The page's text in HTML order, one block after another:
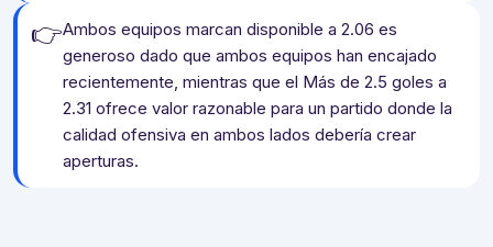
👉Ambos equipos marcan disponible a 2.06 es
generoso dado que ambos equipos han encajado
recientemente, mientras que el Más de 2.5 goles a
2.31 ofrece valor razonable para un partido donde la
calidad ofensiva en ambos lados debería crear
aperturas.